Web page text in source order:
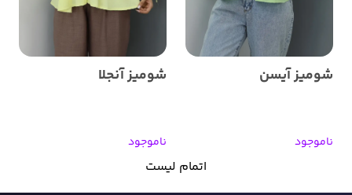
شومیز آیسن
ناموجود
شومیز آنجلا
ناموجود
اتمام لیست